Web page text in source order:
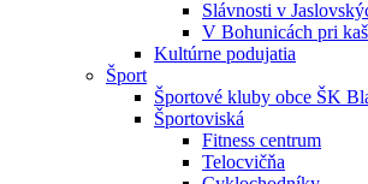
Slávnosti v
V Bohunicách pri
Kultúrne podujatia
Šport
Športové kluby obce ŠK
Športoviská
Fitness centrum
Telocvičňa